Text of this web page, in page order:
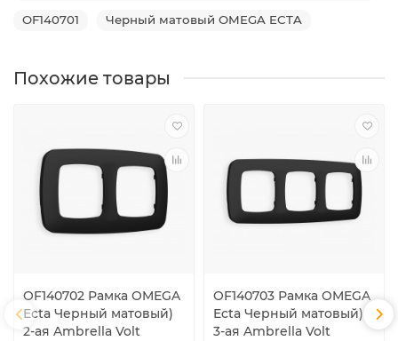
OF140701 Черный матовый OMEGA ECTA
Похожие товары
OF140702 Рамка OMEGA
Ecta Черный матовый)
2-ая Ambrella Volt
OF140703 Рамка OMEGA
Ecta Черный матовый)
3-ая Ambrella Volt